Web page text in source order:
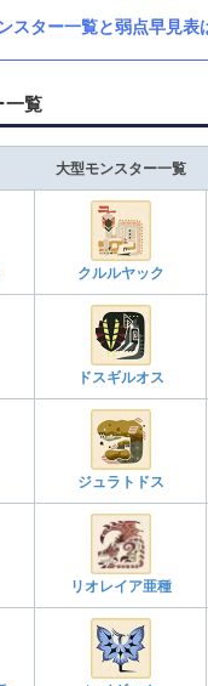
スター一覧と弱点早見表
一覧
大型モンスター一覧
クルルヤック
ドスギルオス
ジュラトドス
リオレイア亜種